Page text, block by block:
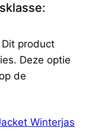
Dit product
Deze optie
de